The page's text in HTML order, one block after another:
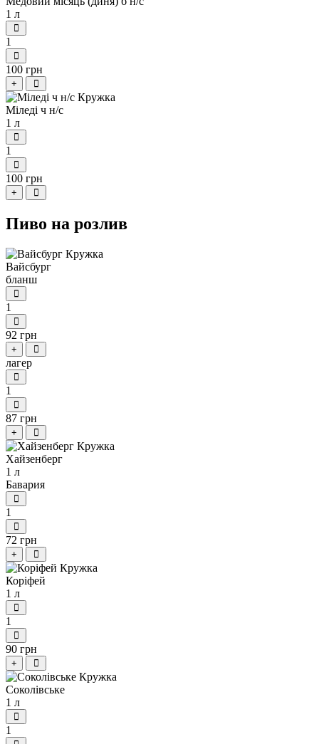
1 л
1
100 грн
+
Міледі ч н/с
1 л
1
100 грн
+
Пиво на розлив
Вайсбург
бланш
1
92 грн
+
лагер
1
87 грн
+
Хайзенберг
1 л
Бавария
1
72 грн
+
Коріфей
1 л
1
90 грн
+
Соколівське
1 л
1